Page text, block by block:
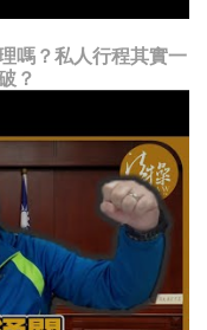
嗎？私人行程其實一
？